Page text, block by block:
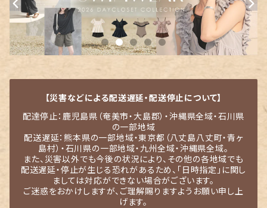
【災害などによる配送遅延・配送停止について】
配達停止：鹿児島県（奄美市・大島郡）・沖縄県全域・石川県
の一部地域
配送遅延：熊本県の一部地域・東京都（八丈島八丈町・青ヶ
島村）・石川県の一部地域・九州全域・沖縄県全域。
また、災害以外でも今後の状況により、その他の各地域でも
配送遅延・停止が生じる恐れがあるため、「日時指定」に関し
ましては対応ができない場合がございます。
ご迷惑をおかけしますが、ご理解賜りますようお願い申し上
げます。